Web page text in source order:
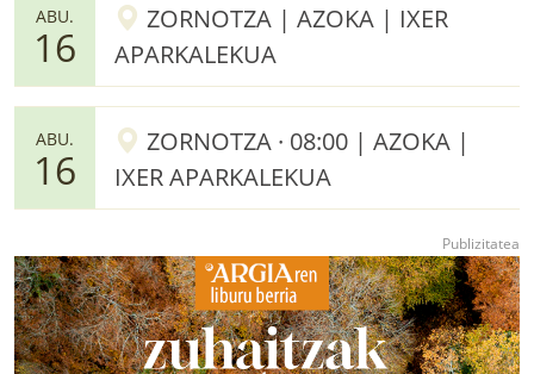
ABU.
16
ZORNOTZA | AZOKA | IXER
APARKALEKUA
ABU.
16
ZORNOTZA · 08:00 | AZOKA |
IXER APARKALEKUA